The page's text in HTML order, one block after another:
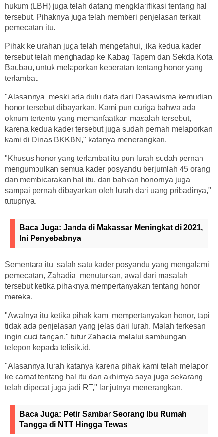
hukum (LBH) juga telah datang mengklarifikasi tentang hal
tersebut. Pihaknya juga telah memberi penjelasan terkait
pemecatan itu.
Pihak kelurahan juga telah mengetahui, jika kedua kader
tersebut telah menghadap ke Kabag Tapem dan Sekda Kota
Baubau, untuk melaporkan keberatan tentang honor yang
terlambat.
"Alasannya, meski ada dulu data dari Dasawisma kemudian
honor tersebut dibayarkan. Kami pun curiga bahwa ada
oknum tertentu yang memanfaatkan masalah tersebut,
karena kedua kader tersebut juga sudah pernah melaporkan
kami di Dinas BKKBN," katanya menerangkan.
"Khusus honor yang terlambat itu pun lurah sudah pernah
mengumpulkan semua kader posyandu berjumlah 45 orang
dan membicarakan hal itu, dan bahkan honornya juga
sampai pernah dibayarkan oleh lurah dari uang pribadinya,"
tutupnya.
Baca Juga: Janda di Makassar Meningkat di 2021,
Ini Penyebabnya
Sementara itu, salah satu kader posyandu yang mengalami
pemecatan, Zahadia menuturkan, awal dari masalah
tersebut ketika pihaknya mempertanyakan tentang honor
mereka.
"Awalnya itu ketika pihak kami mempertanyakan honor, tapi
tidak ada penjelasan yang jelas dari lurah. Malah terkesan
ingin cuci tangan," tutur Zahadia melalui sambungan
telepon kepada telisik.id.
"Alasannya lurah katanya karena pihak kami telah melapor
ke camat tentang hal itu dan akhirnya saya juga sekarang
telah dipecat juga jadi RT," lanjutnya menerangkan.
Baca Juga: Petir Sambar Seorang Ibu Rumah
Tangga di NTT Hingga Tewas